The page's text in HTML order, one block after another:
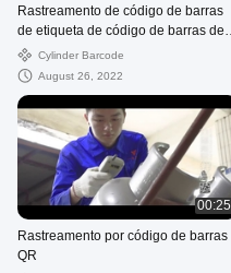
Rastreamento de código de barras
de etiqueta de código de barras de
cilindro cerâmico de metal
(vickie@czxkdz.com)
Cylinder Barcode
August 26, 2022
00:25
Rastreamento por código de barras
QR